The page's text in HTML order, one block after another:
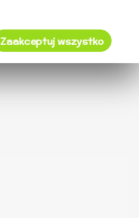
Zaakceptuj wszystko